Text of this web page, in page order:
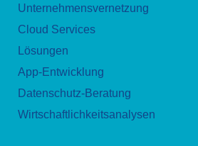
Unternehmensvernetzung
Cloud Services
Lösungen
App-Entwicklung
Datenschutz-Beratung
Wirtschaftlichkeitsanalysen